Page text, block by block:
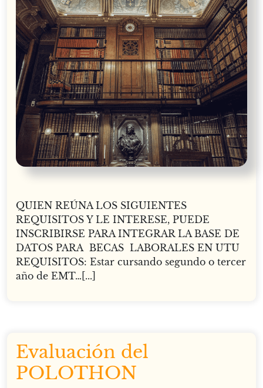
QUIEN REÚNA LOS SIGUIENTES
REQUISITOS Y LE INTERESE, PUEDE
INSCRIBIRSE PARA INTEGRAR LA BASE DE
DATOS PARA BECAS LABORALES EN UTU
REQUISITOS: Estar cursando segundo o tercer
año de EMT…[...]
Evaluación del
POLOTHON